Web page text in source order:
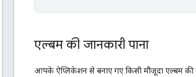
एल्बम की जानकारी पाना
आपके ऐप्लिकेशन से बनाए गए किसी मौजूदा एल्बम की